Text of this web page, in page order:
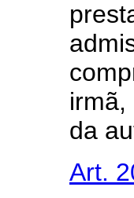
da
Art.